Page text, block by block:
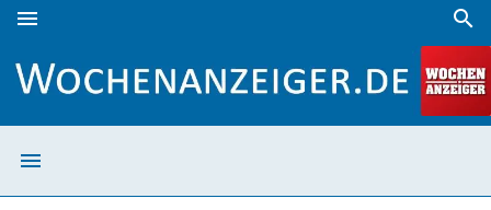
menu search
menu